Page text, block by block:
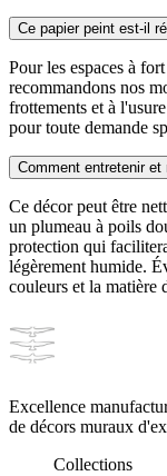
Ce papier peint est-il
Pour les espaces à
recommandons nos
frottements et à
pour toute demande
Comment entretenir
Ce décor peut être
un plumeau à poils
protection qui
légèrement humide.
couleurs et la matière
Excellence
de décors muraux
Collections